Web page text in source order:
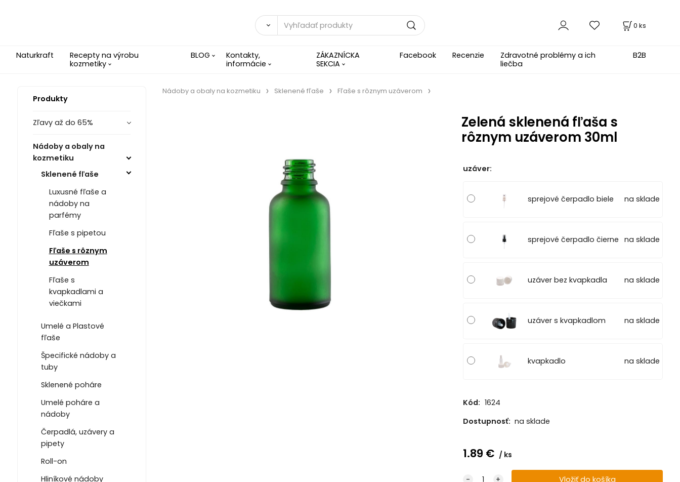
0 ks
Naturkraft
Recepty na výrobu
kozmetiky
BLOG
Kontakty,
informácie
ZÁKAZNÍCKA
SEKCIA
Facebook Recenzie
Zdravotné problémy a ich
liečba
B2B
Produkty
Zľavy až do 65%
Nádoby a obaly na
kozmetiku
Sklenené fľaše
Luxusné fľaše a
nádoby na
parfémy
Fľaše s pipetou
Fľaše s rôznym
uzáverom
Fľaše s
kvapkadlami a
viečkami
Umelé a Plastové
fľaše
Špecifické nádoby a
tuby
Sklenené poháre
Umelé poháre a
nádoby
Čerpadlá, uzávery a
pipety
Roll-on
Hliníkové nádoby
Nádoby a obaly na kozmetiku Sklenené fľaše Fľaše s rôznym uzáverom
Zelená sklenená fľaša s
rôznym uzáverom 30ml
uzáver:
sprejové čerpadlo biele na sklade
sprejové čerpadlo čierne na sklade
uzáver bez kvapkadla na sklade
uzáver s kvapkadlom na sklade
kvapkadlo na sklade
Kód: 1624
Dostupnosť: na sklade
1.89 € ks